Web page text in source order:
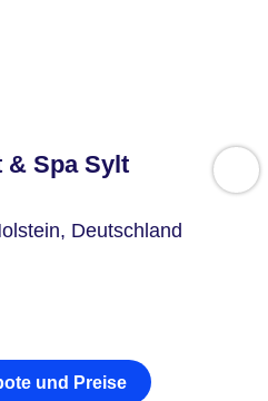
Spa Sylt
Deutschland
und Preise